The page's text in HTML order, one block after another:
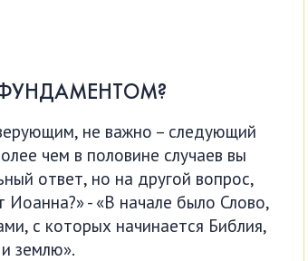
не важно – следующий
чем в половине случаев вы
ответ, но на другой вопрос,
Иоанна?» - «В начале было Слово,
с которых начинается Библия,
землю».